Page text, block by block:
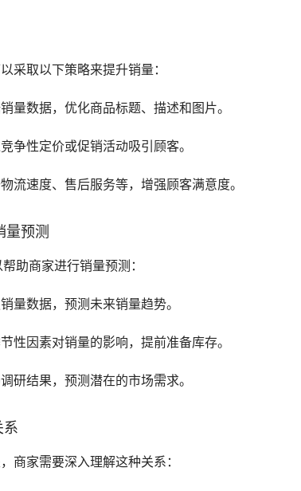
采取以下策略来提升销量：
量数据，优化商品标题、描述和图片。
争性定价或促销活动吸引顾客。
流速度、售后服务等，增强顾客满意度。
量预测
助商家进行销量预测：
量数据，预测未来销量趋势。
性因素对销量的影响，提前准备库存。
研结果，预测潜在的市场需求。
系
商家需要深入理解这种关系：